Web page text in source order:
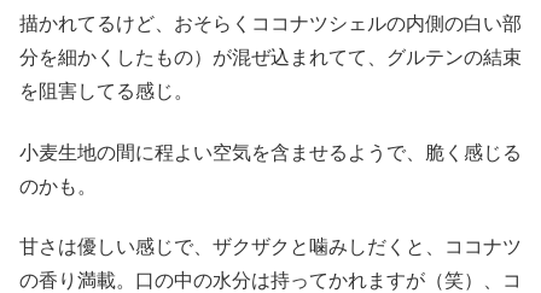
描かれてるけど、おそらくココナツシェルの内側の白い部
分を細かくしたもの）が混ぜ込まれてて、グルテンの結束
を阻害してる感じ。
小麦生地の間に程よい空気を含ませるようで、脆く感じる
のかも。
甘さは優しい感じで、ザクザクと噛みしだくと、ココナツ
の香り満載。口の中の水分は持ってかれますが（笑）、コ